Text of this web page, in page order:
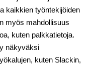
kaikkien työntekijöiden
myös mahdollisuus
kuten palkkatietoja.
näkyväksi
kuten Slackin,